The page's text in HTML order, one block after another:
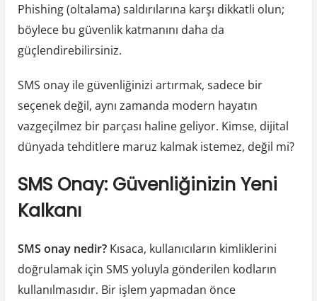
Phishing (oltalama) saldırılarına karşı dikkatli olun;
böylece bu güvenlik katmanını daha da
güçlendirebilirsiniz.
SMS onay ile güvenliğinizi artırmak, sadece bir
seçenek değil, aynı zamanda modern hayatın
vazgeçilmez bir parçası haline geliyor. Kimse, dijital
dünyada tehditlere maruz kalmak istemez, değil mi?
SMS Onay: Güvenliğinizin Yeni
Kalkanı
SMS onay nedir?Kısaca, kullanıcıların kimliklerini
doğrulamak için SMS yoluyla gönderilen kodların
kullanılmasıdır. Bir işlem yapmadan önce